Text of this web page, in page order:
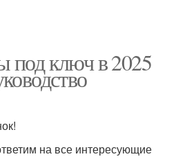
под ключ в 2025
на все интересующие